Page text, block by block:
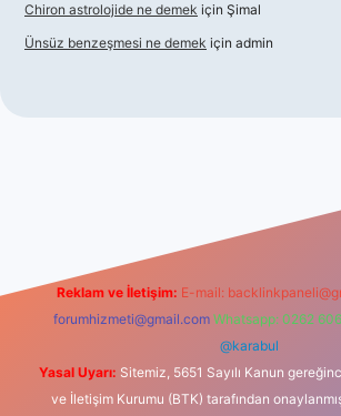
Chiron astrolojide ne demek için Şimal
Ünsüz benzeşmesi ne demek için admin
Reklam ve İletişim: E-mail:
forumhizmeti@gmail.com Whatsapp: 0262
@karabul
Yasal Uyarı: Sitemiz, 5651 Sayılı Kanun
ve İletişim Kurumu (BTK) tarafından